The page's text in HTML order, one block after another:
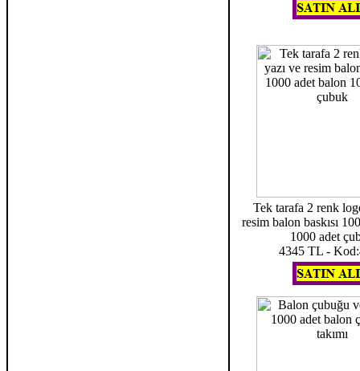
Tek tarafa 2 renk
resim balon baskısı
1000 adet
4345 TL -